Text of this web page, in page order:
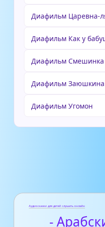
Диафильм Царевна-
Диафильм Как у
Диафильм
Диафильм Заюшкина
Диафильм Угомон
Аудиосказки для детей слушать онлайн
-